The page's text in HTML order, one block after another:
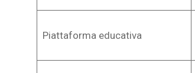
Piattaforma educativa